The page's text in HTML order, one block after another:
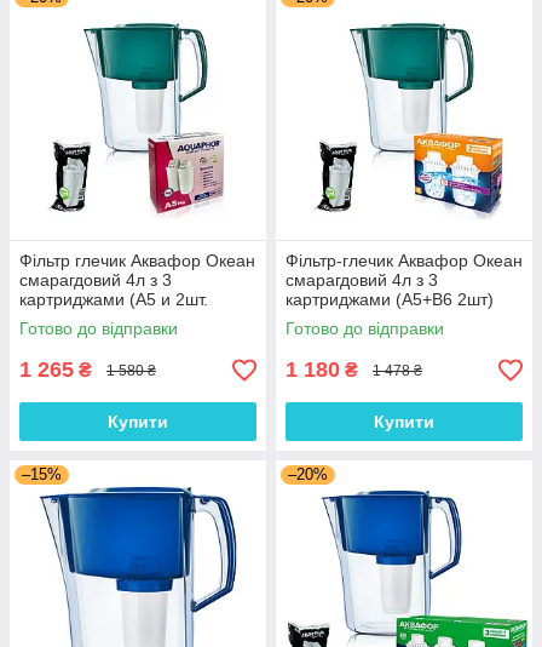
Фільтр глечик Аквафор Океан
смарагдовий 4л з 3
картриджами (А5 и 2шт.
А5mg)
Готово до відправки
1 265 ₴ 1 580 ₴
Купити
Фільтр-глечик Аквафор Океан
смарагдовий 4л з 3
картриджами (А5+В6 2шт)
Готово до відправки
1 180 ₴ 1 478 ₴
Купити
–15% –20%